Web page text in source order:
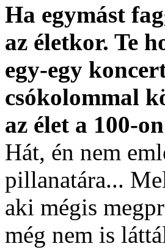
Ha egymást
az életkor. Te
egy-egy
csókolommal
az élet a 100-
Hát, én nem
pillanatára...
aki mégis
még nem is